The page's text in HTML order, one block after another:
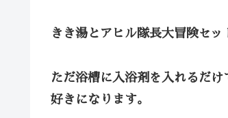
きき湯とアヒル隊長大冒険セ
ただ浴槽に入浴剤を入れるだ
好きになります。